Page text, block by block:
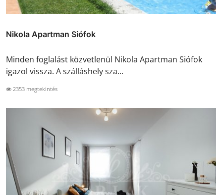
Nikola Apartman Siófok
Minden foglalást közvetlenül Nikola Apartman Siófok
igazol vissza. A szálláshely sza...
2353 megtekintés